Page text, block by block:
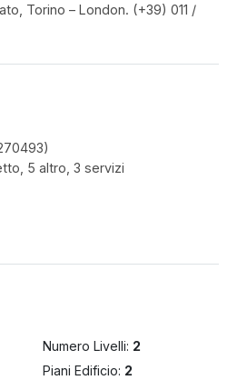
Torino – London. (+39) 011 /
5 altro, 3 servizi
Numero Livelli: 2
Piani Edificio: 2